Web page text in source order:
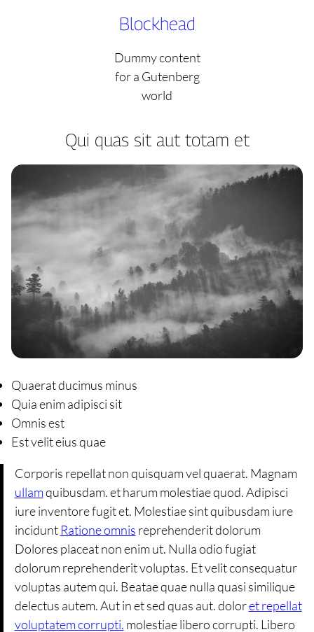
Blockhead
Dummy content
for a Gutenberg
world
Qui quas sit aut totam et
Quaerat ducimus minus
Quia enim adipisci sit
Omnis est
Est velit eius quae
Corporis repellat non quisquam vel quaerat. Magnam
ullamquibusdam. et harum molestiae quod. Adipisci
iure inventore fugit et. Molestiae sint quibusdam iure
incidunt Ratione omnis reprehenderit dolorum
Dolores placeat non enim ut. Nulla odio fugiat
dolorum reprehenderit voluptas. Et velit consequatur
voluptas autem qui. Beatae quae nulla quasi similique
delectus autem. Aut in et sed quas aut. doloret repellat
voluptatem corrupti. molestiae libero corrupti. Libero